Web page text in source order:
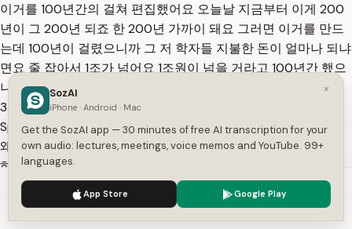
이거를 100년간의 걸쳐 편집했어요 오늘날 지금부터 이게 200
년이 그 200년 되죠 한 200년 가까이 돼요 그러면 이거를 만드
는데 100년이 걸렸으니까 그 저 학자들 지불한 돈이 얼마나 되냐
면요 줄 잡아서 1조가 넘어요 1조원이 넘을 거라고 100년간 했으
니까 그런데 이와 같은 어 그 많은 돈을 들여가면서 영국이
33:53
Speaker A
왜 하냐면 최고 문명국가 최고 학문의 전당을 만들라고 이렇게
하는 거예요 그러면 나 같은 사람이 이런 저 사전을 만들잖아요
여기 보시면 알 거예요 이거 어마어마한 걸 제가 써놨습니다 여
기에는 역사가 있고 철학이 있고 어 어원이 있고 내 그런 전이야
이거를 만드는데 지금 10년이
We use cookies to enhance your experience.
×
SozAI
iPhone · Android · Mac
Get the SozAI app — 30 minutes of free AI transcription for your
own audio: lectures, meetings, voice memos and YouTube. 99+
languages.
App Store Google Play